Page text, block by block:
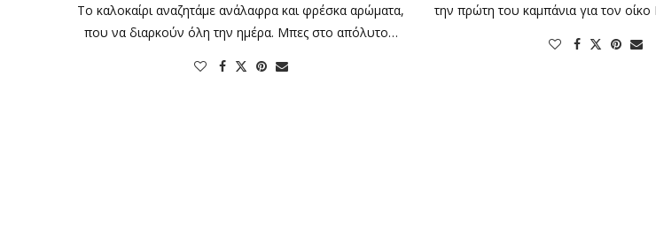
την πρώτη του καμπάνια για τον
Το καλοκαίρι αναζητάμε ανάλαφρα και φρέσκα αρώματα,
που να διαρκούν όλη την ημέρα. Μπες στο απόλυτο…